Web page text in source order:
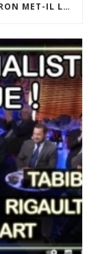
[MÉDIAS] QATAR, UKRAINE, IVG : MACRON MET-IL LA FRANCE EN DANGER ? JF POISSON INVITÉ DE LIGNE DROITE SUR RADIO COURTOISIE